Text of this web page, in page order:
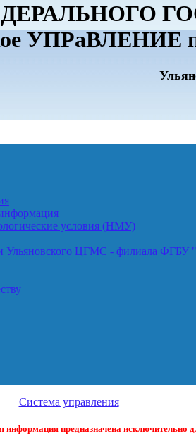
УПРаВЛЕНИЕ
условия (НМУ)
Ульяновского ЦГМС - филиала ФГБУ
Система управления
информация предназначена исключительно